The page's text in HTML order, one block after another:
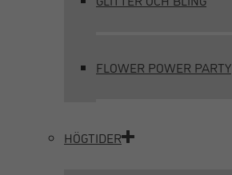
FLOWER POWER PARTY
HÖGTIDER